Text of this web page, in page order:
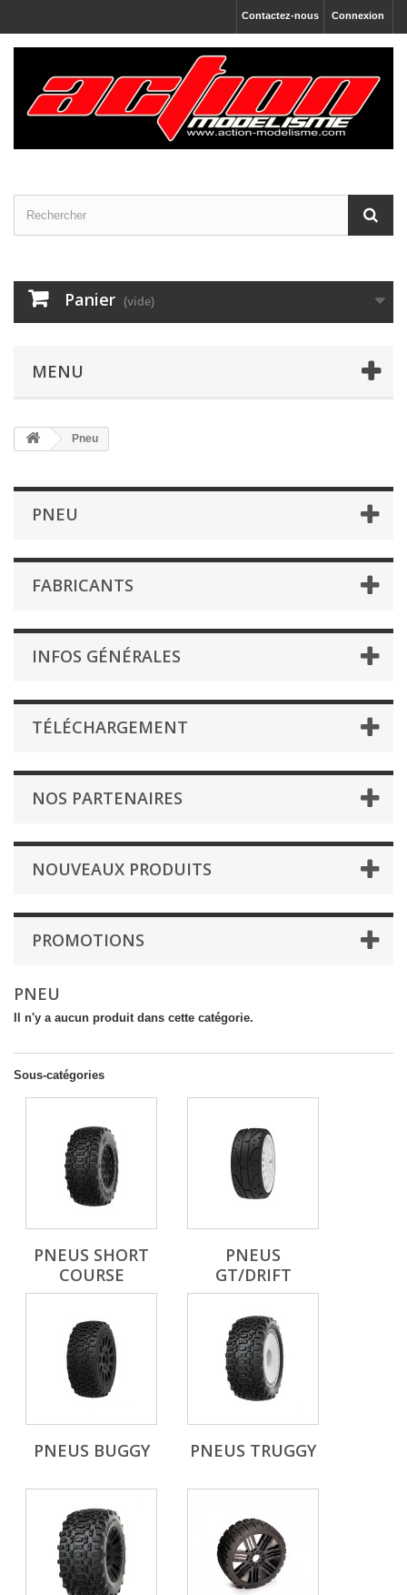
Connexion
Contactez-nous
Panier (vide)
MENU
Pneu
PNEU
FABRICANTS
INFOS GÉNÉRALES
TÉLÉCHARGEMENT
NOS PARTENAIRES
NOUVEAUX PRODUITS
PROMOTIONS
PNEU
Il n'y a aucun produit dans cette catégorie.
Sous-catégories
PNEUS SHORT
COURSE
PNEUS
GT/DRIFT
PNEUS BUGGY PNEUS TRUGGY